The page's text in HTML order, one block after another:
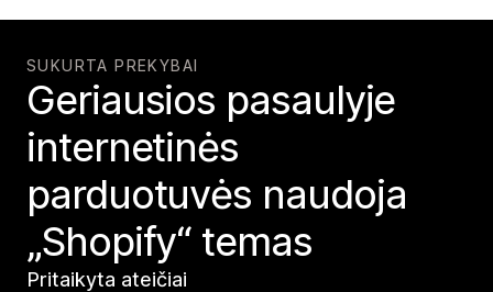
SUKURTA PREKYBAI
Geriausios pasaulyje
internetinės
parduotuvės naudoja
„Shopify“ temas
Pritaikyta ateičiai